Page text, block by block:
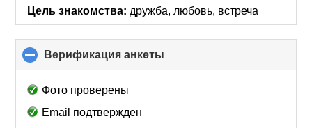
Цель знакомства: дружба, любовь, встреча
Верификация анкеты
to
Фото проверены
Email подтвержден